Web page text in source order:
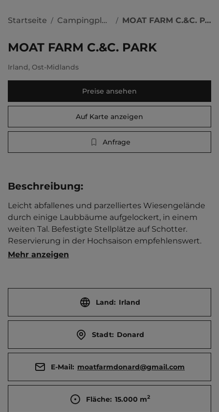
Startseite / Campingplätze / MOAT FARM C.&C. PARK
MOAT FARM C.&C. PARK
Irland, Ost-Midlands
Preise ansehen
Auf Karte anzeigen
Anfrage
Beschreibung:
Leicht abfallenes und parzelliertes Wiesengelände
durch einige Laubbäume aufgelockert, in einem
weiten Tal. Befestigte Stellplätze auf Schotter.
Reservierung in der Hochsaison empfehlenswert.
Mehrzwecksportfeld.   Ortszentrum 500 m
Mehr anzeigen
Land: Irland
Stadt: Donard
E-Mail: moatfarmdonard@gmail.com
Fläche: 15.000 m2